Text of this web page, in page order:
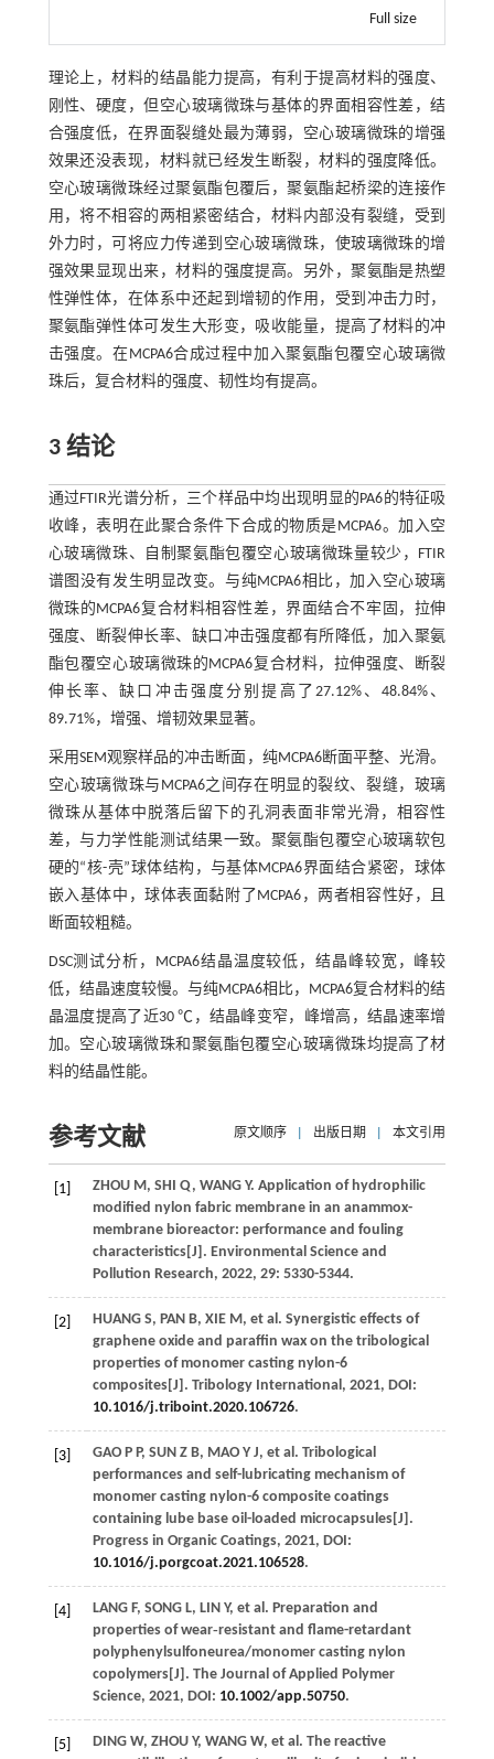
Full size
理论上，材料的结晶能力提高，有利于提高材料的强度、
刚性、硬度，但空心玻璃微珠与基体的界面相容性差，结
合强度低，在界面裂缝处最为薄弱，空心玻璃微珠的增强
效果还没表现，材料就已经发生断裂，材料的强度降低。
空心玻璃微珠经过聚氨酯包覆后，聚氨酯起桥梁的连接作
用，将不相容的两相紧密结合，材料内部没有裂缝，受到
外力时，可将应力传递到空心玻璃微珠，使玻璃微珠的增
强效果显现出来，材料的强度提高。另外，聚氨酯是热塑
性弹性体，在体系中还起到增韧的作用，受到冲击力时，
聚氨酯弹性体可发生大形变，吸收能量，提高了材料的冲
击强度。在MCPA6合成过程中加入聚氨酯包覆空心玻璃微
珠后，复合材料的强度、韧性均有提高。
3 结论
通过FTIR光谱分析，三个样品中均出现明显的PA6的特征吸
收峰，表明在此聚合条件下合成的物质是MCPA6。加入空
心玻璃微珠、自制聚氨酯包覆空心玻璃微珠量较少，FTIR
谱图没有发生明显改变。与纯MCPA6相比，加入空心玻璃
微珠的MCPA6复合材料相容性差，界面结合不牢固，拉伸
强度、断裂伸长率、缺口冲击强度都有所降低，加入聚氨
酯包覆空心玻璃微珠的MCPA6复合材料，拉伸强度、断裂
伸长率、缺口冲击强度分别提高了27.12%、48.84%、
89.71%，增强、增韧效果显著。
采用SEM观察样品的冲击断面，纯MCPA6断面平整、光滑。
空心玻璃微珠与MCPA6之间存在明显的裂纹、裂缝，玻璃
微珠从基体中脱落后留下的孔洞表面非常光滑，相容性
差，与力学性能测试结果一致。聚氨酯包覆空心玻璃软包
硬的“核-壳”球体结构，与基体MCPA6界面结合紧密，球体
嵌入基体中，球体表面黏附了MCPA6，两者相容性好，且
断面较粗糙。
DSC测试分析，MCPA6结晶温度较低，结晶峰较宽，峰较
低，结晶速度较慢。与纯MCPA6相比，MCPA6复合材料的结
晶温度提高了近30 ℃，结晶峰变窄，峰增高，结晶速率增
加。空心玻璃微珠和聚氨酯包覆空心玻璃微珠均提高了材
料的结晶性能。
参考文献 原文顺序 出版日期 本文引用
[1] ZHOU M, SHI Q, WANG Y. Application of hydrophilic
modified nylon fabric membrane in an anammox-
membrane bioreactor: performance and fouling
characteristics[J]. Environmental Science and
Pollution Research, 2022, 29: 5330-5344.
[2] HUANG S, PAN B, XIE M, et al. Synergistic effects of
graphene oxide and paraffin wax on the tribological
properties of monomer casting nylon-6
composites[J]. Tribology International, 2021, DOI:
10.1016/j.triboint.2020.106726.
[3] GAO P P, SUN Z B, MAO Y J, et al. Tribological
performances and self-lubricating mechanism of
monomer casting nylon-6 composite coatings
containing lube base oil-loaded microcapsules[J].
Progress in Organic Coatings, 2021, DOI:
10.1016/j.porgcoat.2021.106528.
[4] LANG F, SONG L, LIN Y, et al. Preparation and
properties of wear‐resistant and flame-retardant
polyphenylsulfoneurea/monomer casting nylon
copolymers[J]. The Journal of Applied Polymer
Science, 2021, DOI: 10.1002/app.50750.
[5] DING W, ZHOU Y, WANG W, et al. The reactive